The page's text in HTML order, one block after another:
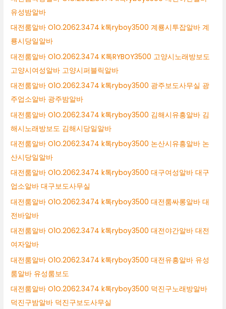
유성밤알바
대전룸알바 O1O.2062.3474 k톡ryboy3500 계룡시투잡알바 계
룡시당일알바
대전룸알바 O1O.2062.3474 K톡RYBOY3500 고양시노래방보도
고양시여성알바 고양시퍼블릭알바
대전룸알바 O1O.2062.3474 k톡ryboy3500 광주보도사무실 광
주업소알바 광주밤알바
대전룸알바 O1O.2062.3474 k톡ryboy3500 김해시유흥알바 김
해시노래방보도 김해시당일알바
대전룸알바 O1O.2062.3474 k톡ryboy3500 논산시유흥알바 논
산시당일알바
대전룸알바 O1O.2062.3474 k톡ryboy3500 대구여성알바 대구
업소알바 대구보도사무실
대전룸알바 O1O.2062.3474 k톡ryboy3500 대전룸싸롱알바 대
전바알바
대전룸알바 O1O.2062.3474 k톡ryboy3500 대전야간알바 대전
여자알바
대전룸알바 O1O.2062.3474 k톡ryboy3500 대전유흥알바 유성
룸알바 유성룸보도
대전룸알바 O1O.2062.3474 k톡ryboy3500 덕진구노래방알바
덕진구밤알바 덕진구보도사무실